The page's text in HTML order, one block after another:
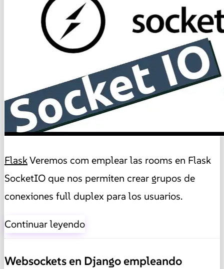
FlaskVeremos com emplear las rooms en Flask
SocketIO que nos permiten crear grupos de
conexiones full duplex para los usuarios.
Continuar leyendo
Websockets en Django empleando